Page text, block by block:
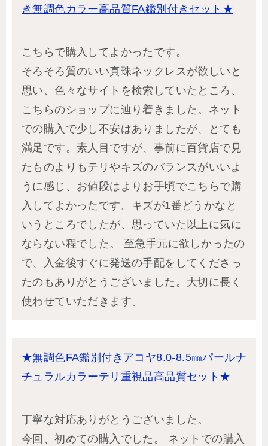
き無調色カラー高品質FA鑑別付きセット★
こちらで購入してよかったです。
そろそろ質のいい真珠ネックレスが欲しいと
思い、色々なサイトを検索していたところ、
こちらのショップに辿り着きました。ネット
での購入で少し不安はありましたが、とても
満足です。素人目ですが、事前に百貨店で見
たものよりもテリやキズのバランスがいいよ
うに感じ、お値段はよりお手頃でこちらで購
入してよかったです。キズが1番どうかなと
いうところでしたが、思っていた以上に気に
ならない程でした。 至急手元に欲しかったの
で、入金後すぐに発送の手配をしてくださっ
たのもありがとうございました。大切に長く
使わせていただきます。
★無調色FA鑑別付きアコヤ8.0-8.5㎜パールナ
チュラルカラーテリ重視品高品質セット★
丁寧な対応ありがとうございました。
今回、初めての購入でした。 ネットでの購入